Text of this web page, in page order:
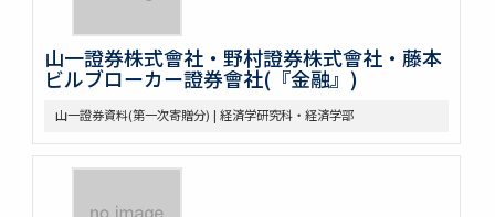
山一證券株式會社・野村證券株式會社・藤本
ビルブローカー證券會社(『金融』)
山一證券資料(第一次寄贈分) | 経済学研究科・経済学部